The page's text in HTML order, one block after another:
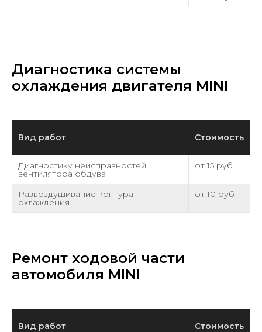
Диагностика системы
охлаждения двигателя MINI
Вид работ Стоимость
Диагностику неисправностей
вентилятора обдува
от 15 руб
Развоздушивание контура
охлаждения
от 10 руб
Ремонт ходовой части
автомобиля MINI
Вид работ Стоимость